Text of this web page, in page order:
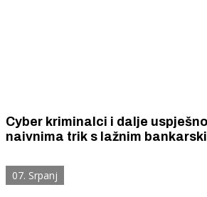
Cyber kriminalci i dalje
naivnima trik s lažnim
s računa skinuli 1545 eura.
07. Srpanj